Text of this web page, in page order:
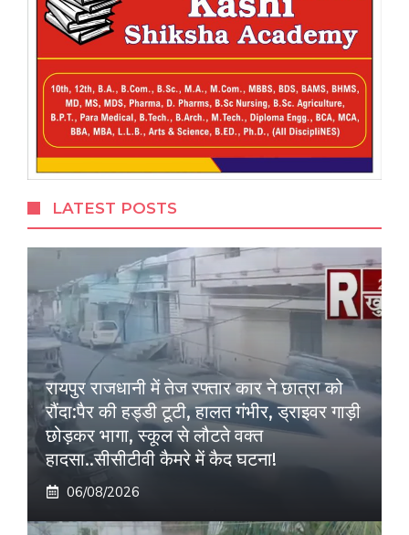
LATEST POSTS
रायपुर राजधानी में तेज रफ्तार कार ने छात्रा को
रौंदा:पैर की हड्डी टूटी, हालत गंभीर, ड्राइवर गाड़ी
छोड़कर भागा, स्कूल से लौटते वक्त
हादसा..सीसीटीवी कैमरे में कैद घटना!
06/08/2026